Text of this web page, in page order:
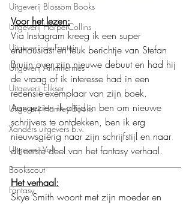
Uitgeverij Blossom Books
Uitgeverij HarperCollins
Uitgeverij de Fontein
Uitgeverij Ankhhermes
Uitgeverij Elikser
Uitgeverij Hamley Books
Xanders uitgevers b.v.
Uitgeverij Volt
Bookscout
Fantasy
Voor het lezen:
Via Instagram kreeg ik een super
enthousiast en leuk berichtje van Stefan
Bruijn over zijn nieuwe debuut en had hij
de vraag of ik interesse had in een
recensie-exemplaar van zijn boek.
Aangezien ik altijd in ben om nieuwe
schrijvers te ontdekken, ben ik erg
nieuwsgierig naar zijn schrijfstijl en naar
dit eerste deel van het fantasy verhaal.
Het verhaal:
Skye Smith woont met zijn moeder en